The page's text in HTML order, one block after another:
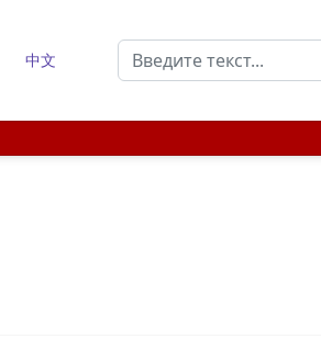
中文
Поиск